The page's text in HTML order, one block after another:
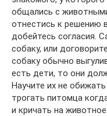
общались с
отнестись к решению
добейтесь согласия.
собаку, или
собаку обычно
есть дети, то они
Научите их не
трогать питомца
и кричать на животное.